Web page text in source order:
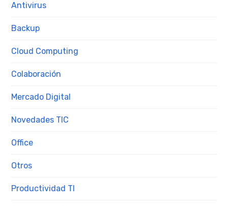
Antivirus
Backup
Cloud Computing
Colaboración
Mercado Digital
Novedades TIC
Office
Otros
Productividad TI